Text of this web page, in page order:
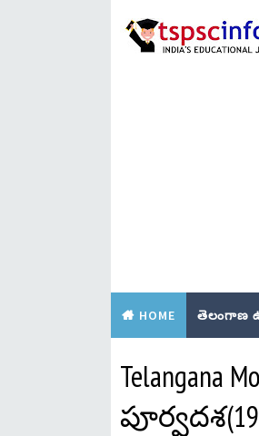
HOME తెలంగాణ
Telangana